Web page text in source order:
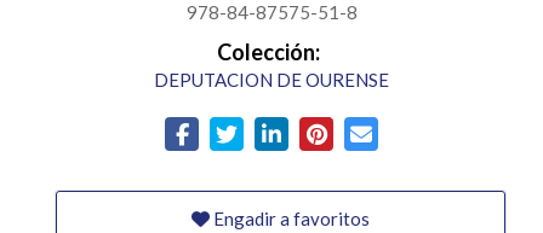
978-84-87575-51-8
Colección:
DEPUTACION DE OURENSE
Engadir a favoritos